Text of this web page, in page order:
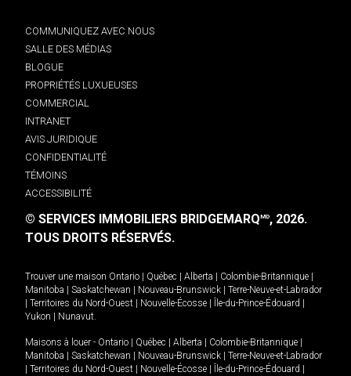
COMMUNIQUEZ AVEC NOUS
SALLE DES MÉDIAS
BLOGUE
PROPRIÉTÉS LUXUEUSES
COMMERCIAL
INTRANET
AVIS JURIDIQUE
CONFIDENTIALITÉ
TÉMOINS
ACCESSIBILITÉ
© SERVICES IMMOBILIERS BRIDGEMARQMD, 2026.
TOUS DROITS RÉSERVÉS.
Trouver une maison Ontario Québec Alberta Colombie-Britannique
Manitoba
Saskatchewan Nouveau-Brunswick
Terre-Neuve-et-Labrador
Territoires du Nord-Ouest Nouvelle-Écosse Île-du-Prince-Édouard
Yukon
Nunavut.
Maisons à louer - Ontario Québec Alberta Colombie-Britannique
Manitoba
Saskatchewan Nouveau-Brunswick
Terre-Neuve-et-Labrador
Territoires du Nord-Ouest Nouvelle-Écosse Île-du-Prince-Édouard